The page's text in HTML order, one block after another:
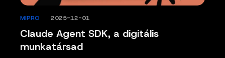
Claude Agent SDK, a digitális
munkatársad
MIPRO 2025-12-01